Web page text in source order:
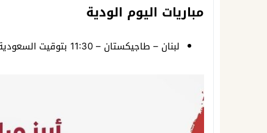
مباريات اليوم الودية
لبنان – طاجيكستان – 11:30 بتوقيت السعودية.